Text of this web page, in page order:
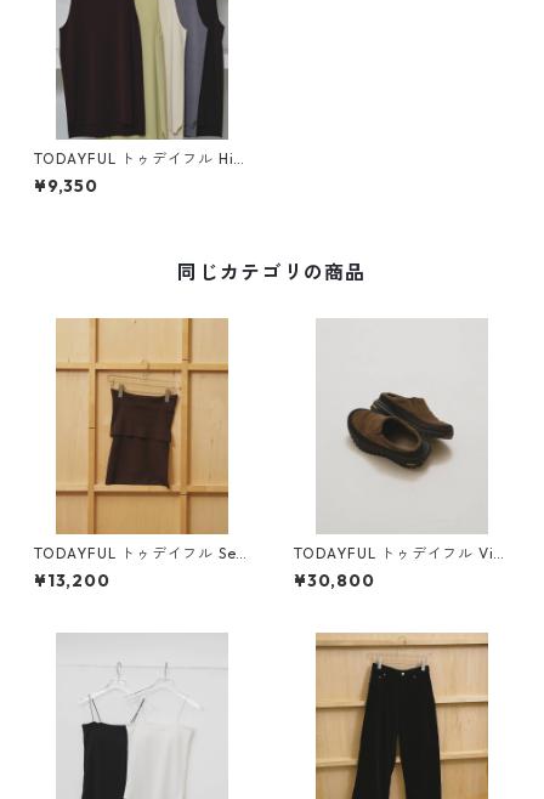
TODAYFUL トゥデイフル Hig
hgauge Knit Tanktop 125105
11
¥9,350
同じカテゴリの商品
TODAYFUL トゥデイフル Sea
mless Offshoulder Knit (BR
N) 12610531
¥13,200
TODAYFUL トゥデイフル Vibr
amsole Leather Sabot 12611
032 M/GRN
¥30,800